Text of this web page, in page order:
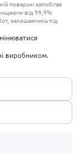
поверхні запобігає
від 99,9%
залишаючись під
виробником.